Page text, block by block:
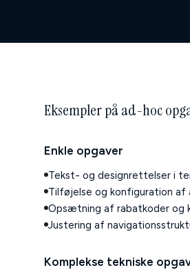
Referencer
Eksempler på ad-hoc
Enkle opgaver
Tekst- og designrettelser i
Tilføjelse og konfiguration af
Opsætning af rabatkoder og
Justering af
Komplekse tekniske